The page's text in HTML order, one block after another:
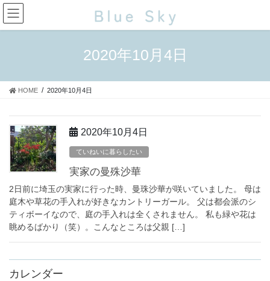
コ
ン
テ
移
ナ
ビ
ゲ
ン
2020年10月4日
HOME 2020年10月4日
2020年10月4日
ていねいに暮らしたい
実家の曼殊沙華
2日前に埼玉の実家に行った時、曼珠沙華が咲いていました。 母は
庭木や草花の手入れが好きなカントリーガール。 父は都会派のシ
ティボーイなので、庭の手入れは全くされません。 私も緑や花は
眺めるばかり（笑）。こんなところは父親 […]
カレンダー